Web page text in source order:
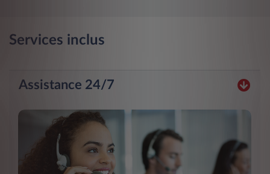
Services inclus
Assistance 24/7